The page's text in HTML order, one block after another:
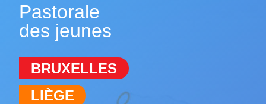
Pastorale
des jeunes
BRUXELLES
LIÈGE